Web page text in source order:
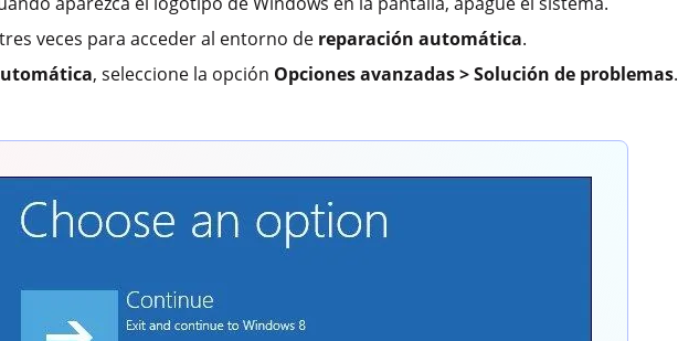
veces para acceder al entorno de reparación automática.
, seleccione la opción Opciones avanzadas > Solución de problemas.